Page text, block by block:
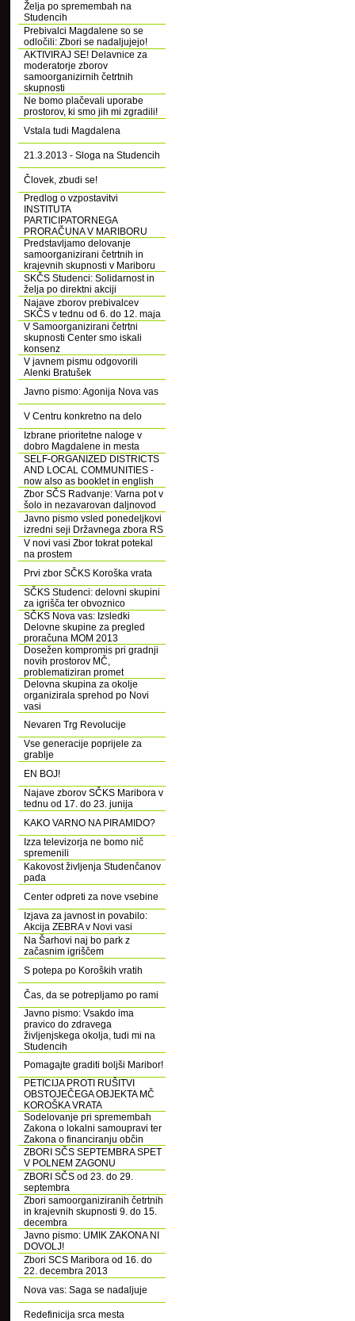
Želja po spremembah na
Studencih
Prebivalci Magdalene so se
odločili: Zbori se nadaljujejo!
AKTIVIRAJ SE! Delavnice za
moderatorje zborov
samoorganizirnih četrtnih
skupnosti
Ne bomo plačevali uporabe
prostorov, ki smo jih mi zgradili!
Vstala tudi Magdalena
21.3.2013 - Sloga na Studencih
Človek, zbudi se!
Predlog o vzpostavitvi
INSTITUTA
PARTICIPATORNEGA
PRORAČUNA V MARIBORU
Predstavljamo delovanje
samoorganizirani četrtnih in
krajevnih skupnosti v Mariboru
SKČS Studenci: Solidarnost in
želja po direktni akciji
Najave zborov prebivalcev
SKČS v tednu od 6. do 12. maja
V Samoorganizirani četrtni
skupnosti Center smo iskali
konsenz
V javnem pismu odgovorili
Alenki Bratušek
Javno pismo: Agonija Nova vas
V Centru konkretno na delo
Izbrane prioritetne naloge v
dobro Magdalene in mesta
SELF-ORGANIZED DISTRICTS
AND LOCAL COMMUNITIES -
now also as booklet in english
Zbor SČS Radvanje: Varna pot v
šolo in nezavarovan daljnovod
Javno pismo vsled ponedeljkovi
izredni seji Državnega zbora RS
V novi vasi Zbor tokrat potekal
na prostem
Prvi zbor SČKS Koroška vrata
SČKS Studenci: delovni skupini
za igrišča ter obvoznico
SČKS Nova vas: Izsledki
Delovne skupine za pregled
proračuna MOM 2013
Dosežen kompromis pri gradnji
novih prostorov MČ,
problematiziran promet
Delovna skupina za okolje
organizirala sprehod po Novi
vasi
Nevaren Trg Revolucije
Vse generacije poprijele za
grablje
EN BOJ!
Najave zborov SČKS Maribora v
tednu od 17. do 23. junija
KAKO VARNO NA PIRAMIDO?
Izza televizorja ne bomo nič
spremenili
Kakovost življenja Studenčanov
pada
Center odpreti za nove vsebine
Izjava za javnost in povabilo:
Akcija ZEBRA v Novi vasi
Na Šarhovi naj bo park z
začasnim igriščem
S potepa po Koroških vratih
Čas, da se potrepljamo po rami
Javno pismo: Vsakdo ima
pravico do zdravega
življenjskega okolja, tudi mi na
Studencih
Pomagajte graditi boljši Maribor!
PETICIJA PROTI RUŠITVI
OBSTOJEČEGA OBJEKTA MČ
KOROŠKA VRATA
Sodelovanje pri spremembah
Zakona o lokalni samoupravi ter
Zakona o financiranju občin
ZBORI SČS SEPTEMBRA SPET
V POLNEM ZAGONU
ZBORI SČS od 23. do 29.
septembra
Zbori samoorganiziranih četrtnih
in krajevnih skupnosti 9. do 15.
decembra
Javno pismo: UMIK ZAKONA NI
DOVOLJ!
Zbori SCS Maribora od 16. do
22. decembra 2013
Nova vas: Saga se nadaljuje
Redefinicija srca mesta